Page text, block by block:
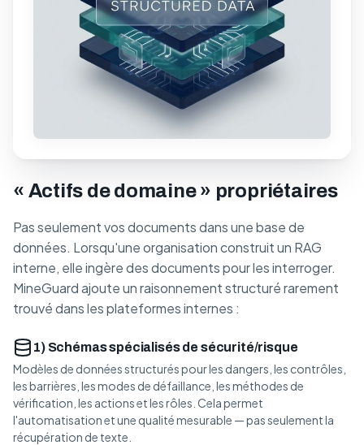
« Actifs de domaine » propriétaires
Pas seulement vos documents dans une base de
données. Lorsqu'une organisation construit un RAG
interne, elle ingère des documents pour les interroger.
MineGuard ajoute un raisonnement structuré rarement
trouvé dans les plateformes internes :
1) Schémas spécialisés de sécurité/risque
Modèles de données structurés pour les dangers, les contrôles,
les barrières, les modes de défaillance, les méthodes de
vérification, les actions et les rôles. Cela permet
l'automatisation et une qualité mesurable — pas seulement la
récupération de texte.